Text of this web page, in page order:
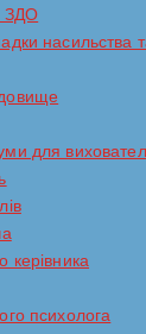
ЗДО
насильства
для
керівника
психолога